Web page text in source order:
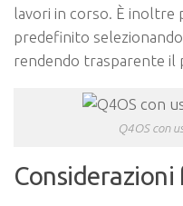
lavori in corso. È inoltre
predefinito
rendendo trasparente il
Q4OS con
Considerazioni